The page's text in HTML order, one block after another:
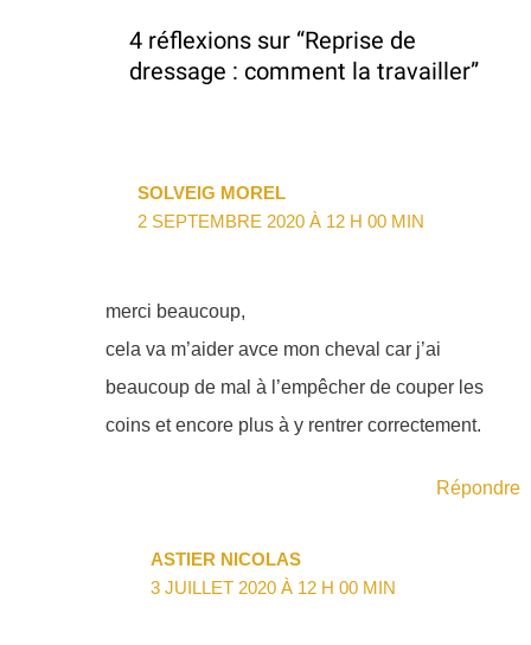
4 réflexions sur “Reprise de
dressage : comment la travailler”
SOLVEIG MOREL
2 SEPTEMBRE 2020 À 12 H 00 MIN
merci beaucoup,
cela va m’aider avce mon cheval car j’ai
beaucoup de mal à l’empêcher de couper les
coins et encore plus à y rentrer correctement.
Répondre
ASTIER NICOLAS
3 JUILLET 2020 À 12 H 00 MIN